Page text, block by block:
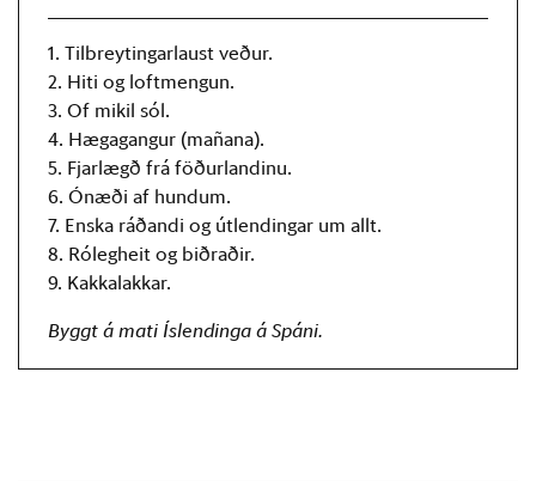
1. Tilbreytingarlaust veður.
2. Hiti og loftmengun.
3. Of mikil sól.
4. Hægagangur (mañana).
5. Fjarlægð frá föðurlandinu.
6. Ónæði af hundum.
7. Enska ráðandi og útlendingar um allt.
8. Rólegheit og biðraðir.
9. Kakkalakkar.
Byggt á mati Íslendinga á Spáni.